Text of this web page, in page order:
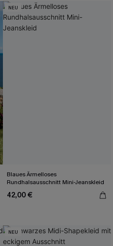
NEU
Blaues Ärmelloses
Rundhalsausschnitt Mini-Jeanskleid
42,00 €
NEU